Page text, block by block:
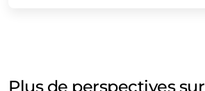
Plus de perspectives sur